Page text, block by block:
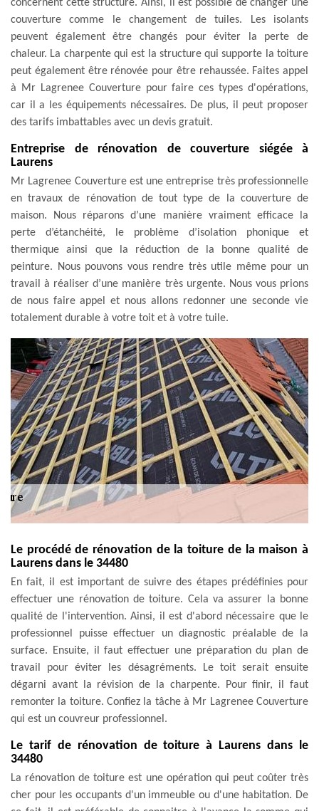
concernent cette structure. Ainsi, il est possible de changer une
couverture comme le changement de tuiles. Les isolants
peuvent également être changés pour éviter la perte de
chaleur. La charpente qui est la structure qui supporte la toiture
peut également être rénovée pour être rehaussée. Faites appel
à Mr Lagrenee Couverture pour faire ces types d'opérations,
car il a les équipements nécessaires. De plus, il peut proposer
des tarifs imbattables avec un devis gratuit.
Entreprise de rénovation de couverture siégée à
Laurens
Mr Lagrenee Couverture est une entreprise très professionnelle
en travaux de rénovation de tout type de la couverture de
maison. Nous réparons d’une manière vraiment efficace la
perte d’étanchéité, le problème d’isolation phonique et
thermique ainsi que la réduction de la bonne qualité de
peinture. Nous pouvons vous rendre très utile même pour un
travail à réaliser d’une manière très urgente. Nous vous prions
de nous faire appel et nous allons redonner une seconde vie
totalement durable à votre toit et à votre tuile.
Le procédé de rénovation de la toiture de la maison à
Laurens dans le 34480
En fait, il est important de suivre des étapes prédéfinies pour
effectuer une rénovation de toiture. Cela va assurer la bonne
qualité de l'intervention. Ainsi, il est d'abord nécessaire que le
professionnel puisse effectuer un diagnostic préalable de la
surface. Ensuite, il faut effectuer une préparation du plan de
travail pour éviter les désagréments. Le toit serait ensuite
dégarni avant la révision de la charpente. Pour finir, il faut
remonter la toiture. Confiez la tâche à Mr Lagrenee Couverture
qui est un couvreur professionnel.
Le tarif de rénovation de toiture à Laurens dans le
34480
La rénovation de toiture est une opération qui peut coûter très
cher pour les occupants d'un immeuble ou d'une habitation. De